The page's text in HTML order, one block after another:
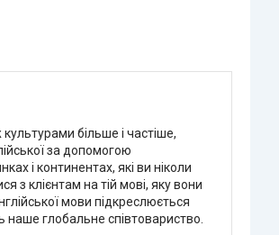
більше і частіше,
за допомогою
і континентах, які ви ніколи
з клієнтам на тій мові, яку вони
мови підкреслюється
наше глобальне співтовариство.